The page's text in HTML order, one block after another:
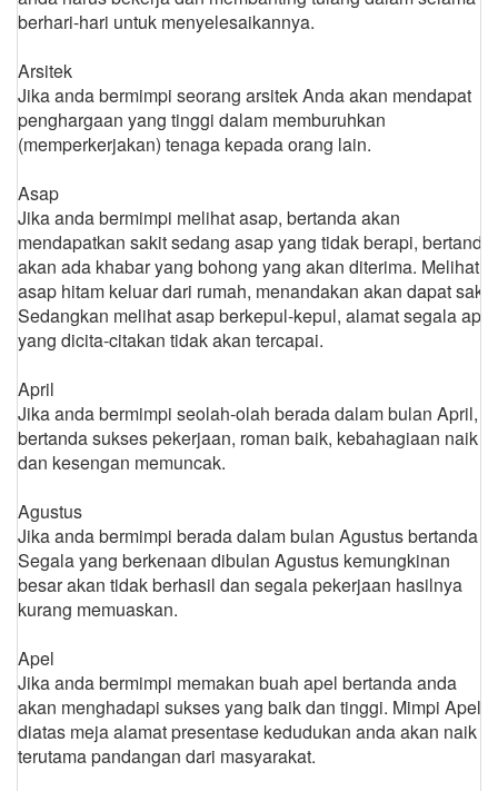
berhari-hari untuk menyelesaikannya.
Arsitek
Jika anda bermimpi seorang arsitek Anda akan mendapat
penghargaan yang tinggi dalam memburuhkan
(memperkerjakan) tenaga kepada orang lain.
Asap
Jika anda bermimpi melihat asap, bertanda akan
mendapatkan sakit sedang asap yang tidak berapi, bertanda
akan ada khabar yang bohong yang akan diterima. Melihat
asap hitam keluar dari rumah, menandakan akan dapat sakit.
Sedangkan melihat asap berkepul-kepul, alamat segala apa
yang dicita-citakan tidak akan tercapai.
April
Jika anda bermimpi seolah-olah berada dalam bulan April,
bertanda sukses pekerjaan, roman baik, kebahagiaan naik
dan kesengan memuncak.
Agustus
Jika anda bermimpi berada dalam bulan Agustus bertanda
Segala yang berkenaan dibulan Agustus kemungkinan
besar akan tidak berhasil dan segala pekerjaan hasilnya
kurang memuaskan.
Apel
Jika anda bermimpi memakan buah apel bertanda anda
akan menghadapi sukses yang baik dan tinggi. Mimpi Apel
diatas meja alamat presentase kedudukan anda akan naik
terutama pandangan dari masyarakat.